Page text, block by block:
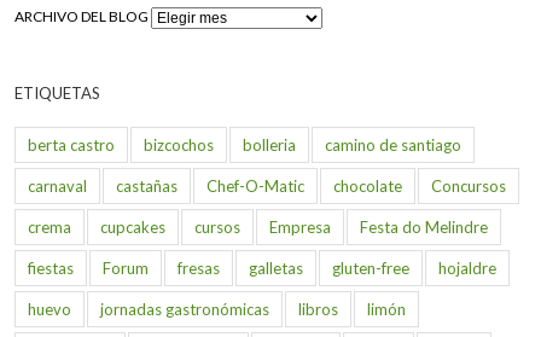
ARCHIVO DEL BLOG
ETIQUETAS
berta castro bizcochos bolleria camino de santiago
carnaval castañas Chef-O-Matic chocolate Concursos
crema cupcakes cursos Empresa Festa do Melindre
fiestas Forum fresas galletas gluten-free hojaldre
huevo jornadas gastronómicas libros limón